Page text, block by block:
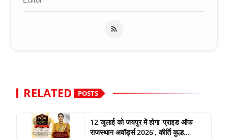
RELATED POSTS
12 जुलाई को जयपुर में होगा ‘प्राइड ऑफ
राजस्थान अवॉर्ड्स 2026’, कीर्ति कुल्ह...